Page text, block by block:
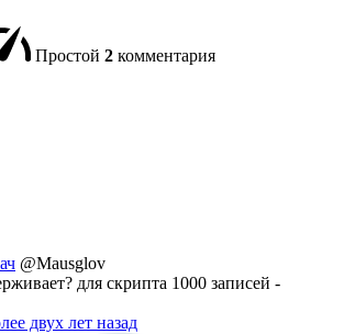
Простой 2 комментария
@Mausglov
для скрипта 1000 записей -
двух лет назад